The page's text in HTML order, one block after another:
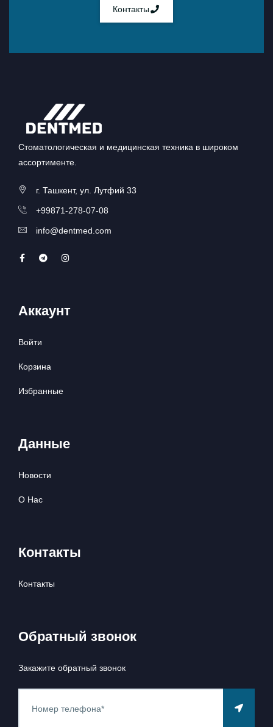
Контакты
Стоматологическая и медицинская техника в широком
ассортименте.
г. Ташкент, ул. Лутфий 33
+99871-278-07-08
info@dentmed.com
Аккаунт
Войти
Корзина
Избранные
Данные
Новости
О Нас
Контакты
Контакты
Обратный звонок
Закажите обратный звонок